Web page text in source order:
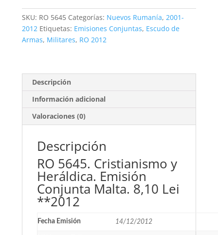
Heráldica.
8,10
Lei
SKU: RO 5645 Categorías: Nuevos Rumanía, 2001-
2012 Etiquetas: Emisiones Conjuntas, Escudo de
Armas, Militares, RO 2012
Descripción
Información adicional
Valoraciones (0)
Descripción
RO 5645. Cristianismo y
Heráldica. Emisión
Conjunta Malta. 8,10 Lei
**2012
Fecha Emisión 14/12/2012